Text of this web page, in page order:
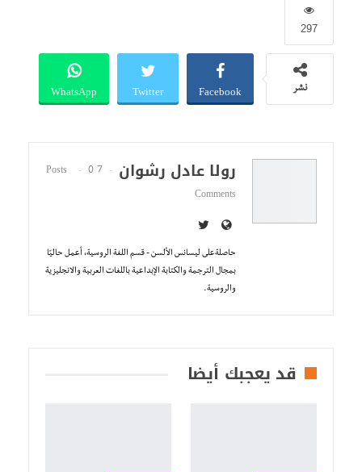
297
نشر Facebook
Twitter
WhatsApp
رولا عادل رشوان 7 Posts
0
Comments
حاصلةعلى ليسانس الألسن - قسم اللغة الروسية، أعمل حاليًا
بمجال الترجمة والكتابة الإبداعية باللغات العربية والانجليزية
والروسية.
قد يعجبك أيضا